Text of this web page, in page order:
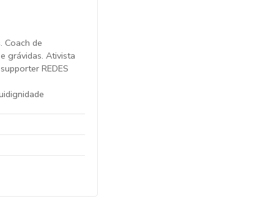
Coach de
grávidas. Ativista
REDES